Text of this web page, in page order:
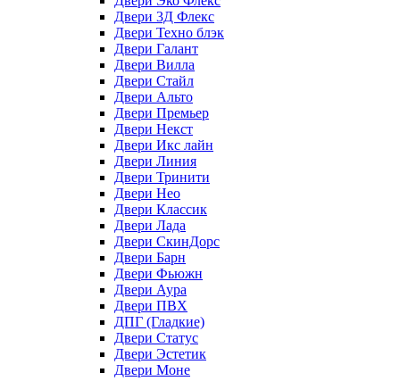
Двери 3Д Флекс
Двери Техно блэк
Двери Галант
Двери Вилла
Двери Стайл
Двери Альто
Двери Премьер
Двери Некст
Двери Икс лайн
Двери Линия
Двери Тринити
Двери Нео
Двери Классик
Двери Лада
Двери СкинДорс
Двери Барн
Двери Фьюжн
Двери Аура
Двери ПВХ
ДПГ (Гладкие)
Двери Статус
Двери Эстетик
Двери Моне